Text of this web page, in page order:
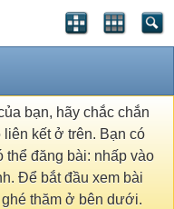
bạn, hãy chắc chắn
liên kết ở trên. Bạn có
thể đăng bài: nhấp vào
Để bắt đầu xem bài
thăm ở bên dưới.